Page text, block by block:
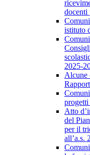
docenti
istituto
2025-
Alcune
Atto
del
per il
all’a.s.